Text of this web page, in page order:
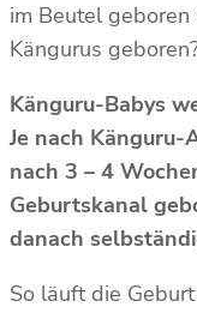
im Beutel
Kängurus
Känguru-Babys
Je nach
nach 3 – 4
Geburtskanal
danach
So läuft die